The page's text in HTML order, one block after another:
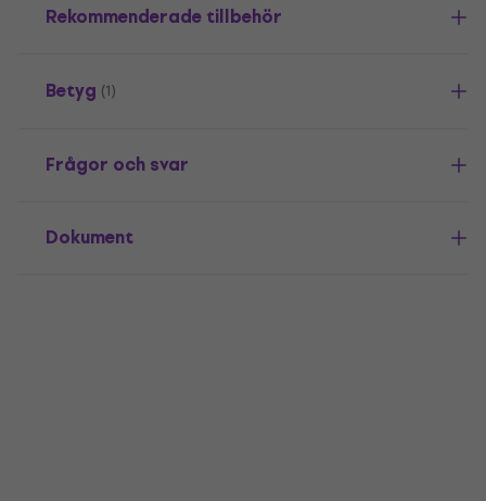
Rekommenderade tillbehör
Betyg (1)
Frågor och svar
Dokument